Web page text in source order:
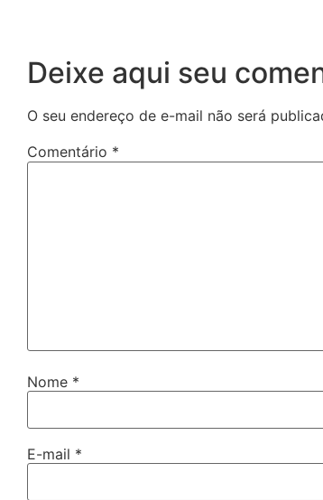
Deixe aqui seu
O seu endereço de e-mail não será
Comentário *
Nome *
E-mail *